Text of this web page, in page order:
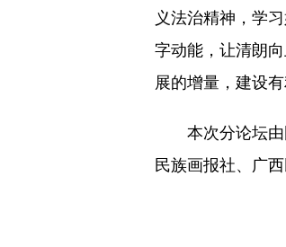
义法治精神，学
字动能，让清朗
展的增量，建设
本次分论坛由
民族画报社、广